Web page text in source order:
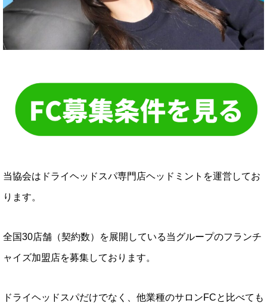
当協会はドライヘッドスパ専門店ヘッドミントを運営してお
ります。
全国30店舗（契約数）を展開している当グループのフランチ
ャイズ加盟店を募集しております。
ドライヘッドスパだけでなく、他業種のサロンFCと比べても